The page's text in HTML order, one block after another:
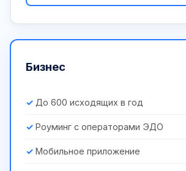
Бизнес
До 600 исходящих в год
Роуминг с операторами ЭДО
Мобильное приложение